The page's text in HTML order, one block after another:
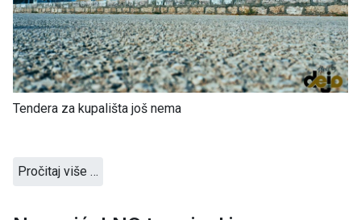
Tendera za kupališta još nema
Pročitaj više …